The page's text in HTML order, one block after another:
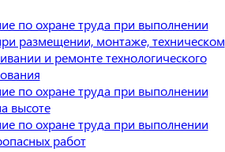
по охране труда при выполнении
размещении, монтаже, техническом
и ремонте технологического
по охране труда при выполнении
высоте
по охране труда при выполнении
работ